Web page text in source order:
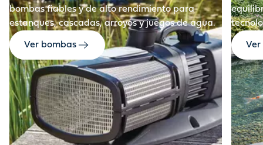
bombas fiables y de alto rendimiento para
estanques, cascadas, arroyos y juegos de agua.
Ver bombas